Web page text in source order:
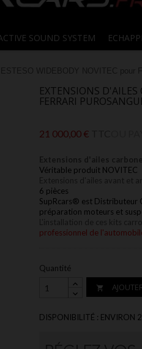
SOUND SYSTEM
EXTENSIONS
FERRARI
21 000,00 €
Véritable produit NOVITEC
6 pièces
SupRcars® est Distributeur
préparation moteurs et
professionnel de
Quantité

DISPONIBILITÉ : ENVIRON